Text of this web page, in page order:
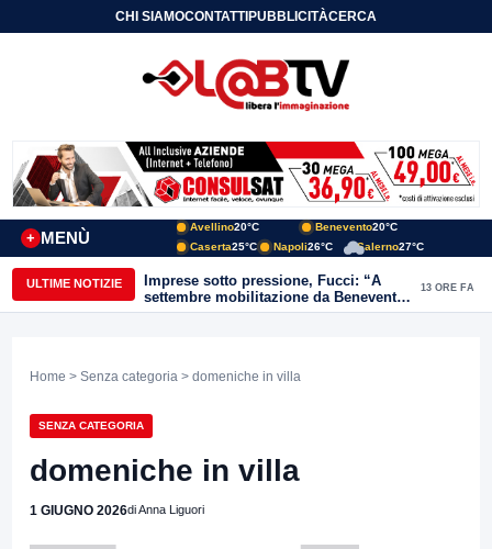
CHI SIAMOCONTATTIPUBBLICITÀCERCA
MENÙ
+
Avellino20°C Benevento20°C
Caserta25°C Napoli26°C Salerno27°C
ULTIME NOTIZIE
Imprese sotto pressione, Fucci: “A
settembre mobilitazione da Benevento
e Avellino”
13 ORE FA
Home > Senza categoria > domeniche in villa
SENZA CATEGORIA
domeniche in villa
1 GIUGNO 2026di Anna Liguori